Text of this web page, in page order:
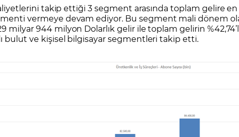
takip ettiği 3 segment arasında toplam gelire
vermeye devam ediyor. Bu segment mali dönem
milyar 944 milyon Dolarlık gelir ile toplam gelirin
bulut ve kişisel bilgisayar segmentleri takip etti.